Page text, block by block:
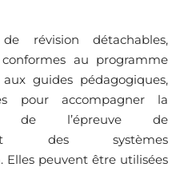
révision détachables,
au programme
guides pédagogiques,
pour accompagner la
de l’épreuve de
des systèmes
Elles peuvent être utilisées